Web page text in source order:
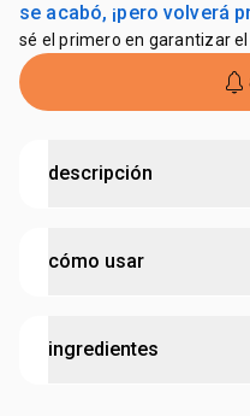
se acabó, ¡pero volverá
sé el primero en garantizar
descripción
• producto exclusivo por
fortaleciendo las uñas
cómo usar
los dedos hacia la
ingredientes